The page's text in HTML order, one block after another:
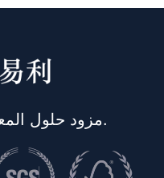
مزود حلول المعدات قبل وبعد الظهر.